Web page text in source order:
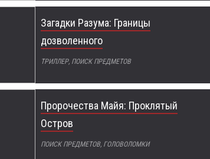
Загадки Разума: Границы
дозволенного
ТРИЛЛЕР, ПОИСК ПРЕДМЕТОВ
Пророчества Майя: Проклятый
Остров
ПОИСК ПРЕДМЕТОВ, ГОЛОВОЛОМКИ